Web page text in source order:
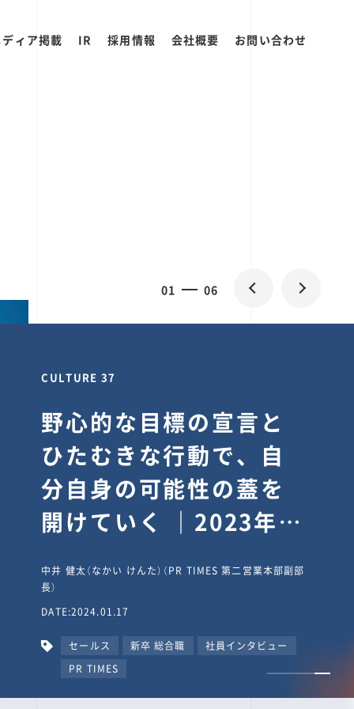
ィア掲載 IR 採用情報 会社概要 お問い合わせ
01 06
CULTURE 37
野心的な目標の宣言と
ひたむきな行動で、自
分自身の可能性の蓋を
開けていく ｜2023年度
タビュー #PR
TIMESな人たち
中井 健太（なかい けんた）（PR TIMES 第二営業本部副部
長）
DATE:2024.01.17
セールス 新卒 総合職
社員インタビュー
PR TIMES